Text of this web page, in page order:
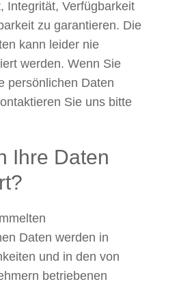
Integrität, Verfügbarkeit
zu garantieren. Die
kann leider nie
werden. Wenn Sie
persönlichen Daten
Sie uns bitte
Ihre Daten
Daten werden in
und in den von
betriebenen